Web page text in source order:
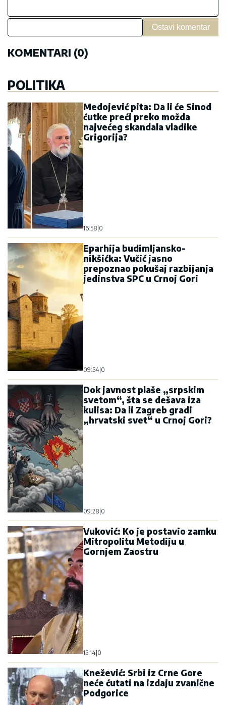
Ostavi komentar
KOMENTARI (0)
POLITIKA
Medojević pita: Da li će Sinod
ćutke preći preko možda
najvećeg skandala vladike
Grigorija?
16:58 0
Eparhija budimljansko-
nikšićka: Vučić jasno
prepoznao pokušaj razbijanja
jedinstva SPC u Crnoj Gori
09:54 0
Dok javnost plaše „srpskim
svetom“, šta se dešava iza
kulisa: Da li Zagreb gradi
„hrvatski svet“ u Crnoj Gori?
09:28 0
Vuković: Ko je postavio zamku
Mitropolitu Metodiju u
Gornjem Zaostru
15:14 0
Knežević: Srbi iz Crne Gore
neće ćutati na izdaju zvanične
Podgorice